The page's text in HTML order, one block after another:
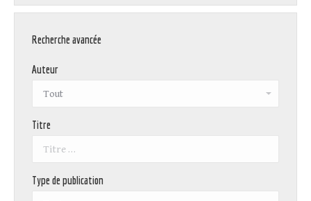
Recherche avancée
Auteur
Titre
Type de publication